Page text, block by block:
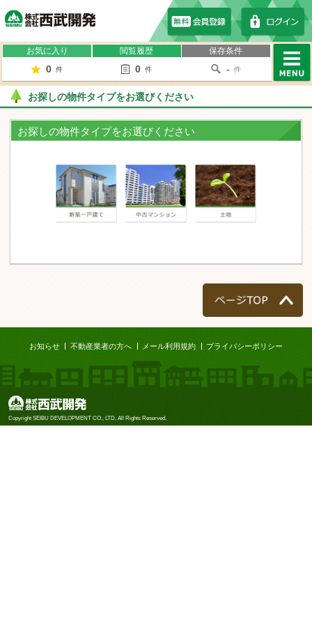
お気に入り
0 件
閲覧履歴
0 件
保存条件
- 件
お探しの物件タイプをお選びください
お探しの物件タイプをお選びください
お知らせ 不動産業者の方へ メール利用規約 プライバシーポリシー
株式会社西武開発
Copyright SEIBU DEVELOPMENT CO., LTD, All Rights Reserved.